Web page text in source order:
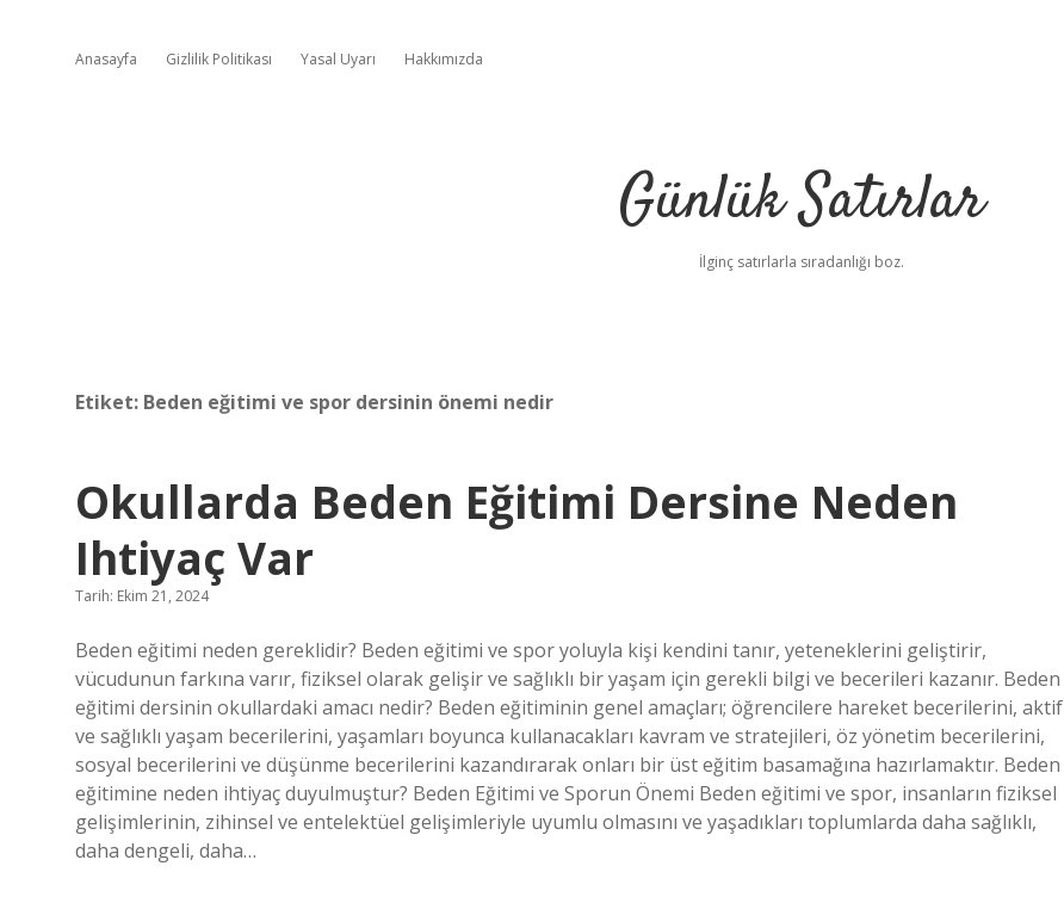
Anasayfa Gizlilik Politikası Yasal Uyarı Hakkımızda
Günlük Satırlar
İlginç satırlarla sıradanlığı boz.
Etiket: Beden eğitimi ve spor dersinin önemi nedir
Okullarda Beden Eğitimi Dersine Neden
Ihtiyaç Var
Tarih: Ekim 21, 2024
Beden eğitimi neden gereklidir? Beden eğitimi ve spor yoluyla kişi kendini tanır, yeteneklerini geliştirir,
vücudunun farkına varır, fiziksel olarak gelişir ve sağlıklı bir yaşam için gerekli bilgi ve becerileri kazanır. Beden
eğitimi dersinin okullardaki amacı nedir? Beden eğitiminin genel amaçları; öğrencilere hareket becerilerini, aktif
ve sağlıklı yaşam becerilerini, yaşamları boyunca kullanacakları kavram ve stratejileri, öz yönetim becerilerini,
sosyal becerilerini ve düşünme becerilerini kazandırarak onları bir üst eğitim basamağına hazırlamaktır. Beden
eğitimine neden ihtiyaç duyulmuştur? Beden Eğitimi ve Sporun Önemi Beden eğitimi ve spor, insanların fiziksel
gelişimlerinin, zihinsel ve entelektüel gelişimleriyle uyumlu olmasını ve yaşadıkları toplumlarda daha sağlıklı,
daha dengeli, daha…